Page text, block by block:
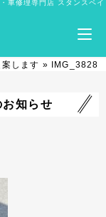
車修理専門店 スタンスペイ
します » IMG_3828
知らせ